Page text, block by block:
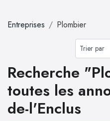
Entreprises Plombier
Recherche
toutes les
de-l'Enclus